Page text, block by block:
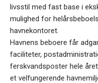
livsstil med fast base i
mulighed for
havnekontoret.
Havnens beboere får
faciliteter,
ferskvandsposter hele
et velfungerende